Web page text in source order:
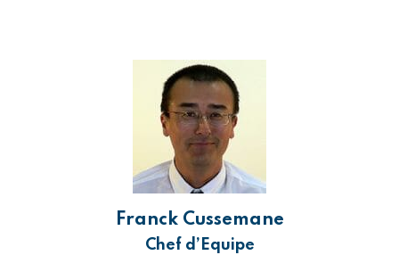
Franck Cussemane
Chef d’Equipe